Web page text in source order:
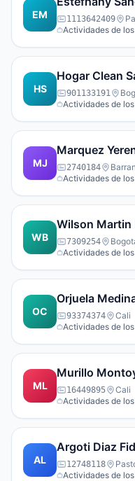
EM 1113642409
Actividades de
HS
Hogar Clean
901133191
Actividades de
MJ
Marquez
2740184
Actividades de
WB
Wilson
7309254
Actividades de
OC
Orjuela
93374374
Cali
Actividades de
ML
Murillo
16449895
Cali
Actividades de
AL
Argoti Diaz
12748118
Actividades de